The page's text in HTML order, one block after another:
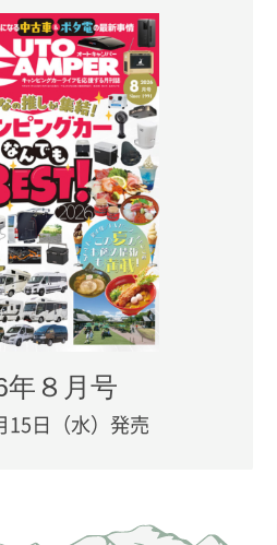
年８月号
15日（水）発売